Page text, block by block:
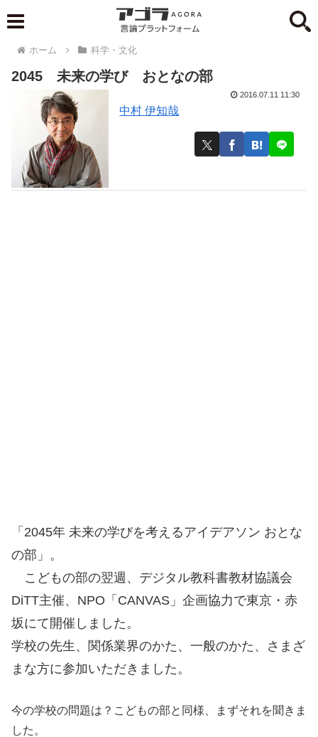
ホーム 科学・文化
2045 未来の学び おとなの部
中村 伊知哉
2016.07.11 11:30
「2045年 未来の学びを考えるアイデアソン おとな
の部」。
こどもの部の翌週、デジタル教科書教材協議会
DiTT主催、NPO「CANVAS」企画協力で東京・赤
坂にて開催しました。
学校の先生、関係業界のかた、一般のかた、さまざ
まな方に参加いただきました。
今の学校の問題は？こどもの部と同様、まずそれを聞きま
した。